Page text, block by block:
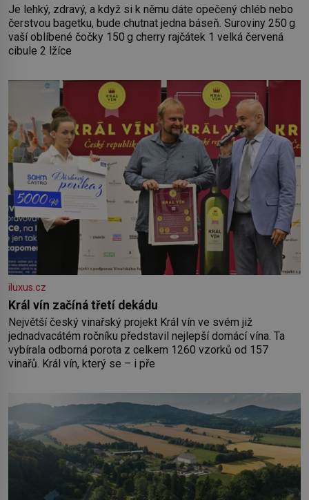
Je lehký, zdravý, a když si k němu dáte opečený chléb nebo
čerstvou bagetku, bude chutnat jedna báseň. Suroviny 250 g
vaší oblíbené čočky 150 g cherry rajčátek 1 velká červená
cibule 2 lžíce
iluxus.cz
Král vín začíná třetí dekádu
Největší český vinařský projekt Král vín ve svém již
jednadvacátém ročníku představil nejlepší domácí vína. Ta
vybírala odborná porota z celkem 1260 vzorků od 157
vinařů. Král vín, který se – i pře